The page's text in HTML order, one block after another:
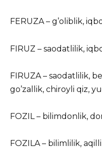
FERUZA – g’oliblik,
FIRUZ – saodatlilik,
FIRUZA – saodatlilik,
go’zallik, chiroyli qiz,
FOZIL – bilimdonlik,
FOZILA – bilimlilik,